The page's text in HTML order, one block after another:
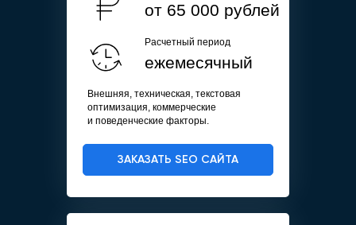
ЗАКАЗАТЬ SEO САЙТА
Внешняя, техническая, текстовая
оптимизация, коммерческие
и поведенческие факторы.
от 65 000 рублей
Расчетный период
ежемесячный